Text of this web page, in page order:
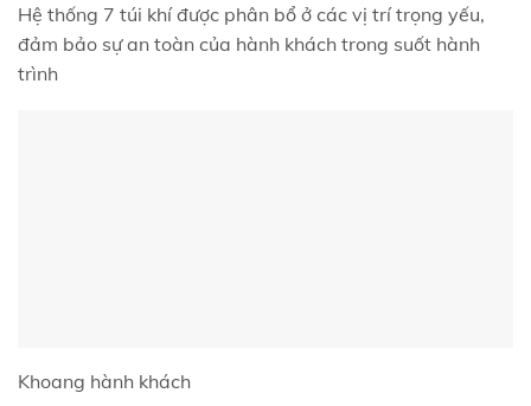
Hệ thống 7 túi khí được phân bổ ở các vị trí trọng yếu,
đảm bảo sự an toàn của hành khách trong suốt hành
trình
Khoang hành khách